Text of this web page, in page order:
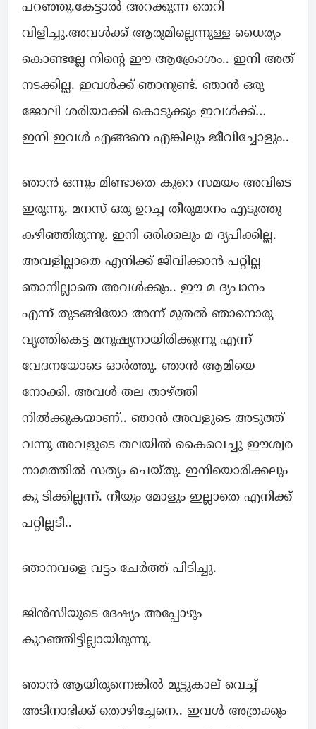
പറഞ്ഞു.കേട്ടാൽ അറക്കുന്ന തെറി
വിളിച്ചു.അവൾക്ക് ആരുമില്ലെന്നുള്ള ധൈര്യം
കൊണ്ടല്ലേ നിന്റെ ഈ ആക്രോശം.. ഇനി അത്
നടക്കില്ല. ഇവൾക്ക് ഞാനുണ്ട്. ഞാൻ ഒരു
ജോലി ശരിയാക്കി കൊടുക്കും ഇവൾക്ക്…
ഇനി ഇവൾ എങ്ങനെ എങ്കിലും ജീവിച്ചോളും..
ഞാൻ ഒന്നും മിണ്ടാതെ കുറെ സമയം അവിടെ
ഇരുന്നു. മനസ് ഒരു ഉറച്ച തീരുമാനം എടുത്തു
കഴിഞ്ഞിരുന്നു. ഇനി ഒരിക്കലും മ ദ്യപിക്കില്ല.
അവളില്ലാതെ എനിക്ക് ജീവിക്കാൻ പറ്റില്ല
ഞാനില്ലാതെ അവൾക്കും.. ഈ മ ദ്യപാനം
എന്ന് തുടങ്ങിയോ അന്ന് മുതൽ ഞാനൊരു
വൃത്തികെട്ട മനുഷ്യനായിരിക്കുന്നു എന്ന്
വേദനയോടെ ഓർത്തു. ഞാൻ ആമിയെ
നോക്കി. അവൾ തല താഴ്ത്തി
നിൽക്കുകയാണ്.. ഞാൻ അവളുടെ അടുത്ത്
വന്നു അവളുടെ തലയിൽ കൈവെച്ചു ഈശ്വര
നാമത്തിൽ സത്യം ചെയ്തു. ഇനിയൊരിക്കലും
കു ടിക്കില്ലന്ന്. നീയും മോളും ഇല്ലാതെ എനിക്ക്
പറ്റില്ലടീ..
ഞാനവളെ വട്ടം ചേർത്ത് പിടിച്ചു.
ജിൻസിയുടെ ദേഷ്യം അപ്പോഴും
കുറഞ്ഞിട്ടില്ലായിരുന്നു.
ഞാൻ ആയിരുന്നെങ്കിൽ മുട്ടുകാല് വെച്ച്
അടിനാഭിക്ക് തൊഴിച്ചേനെ.. ഇവൾ അത്രക്കും